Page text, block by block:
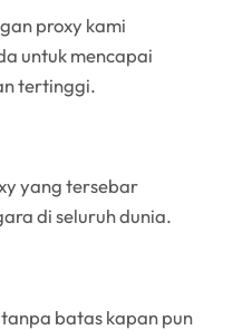
proxy kami
untuk mencapai
tertinggi.
yang tersebar
di seluruh dunia.
batas kapan pun